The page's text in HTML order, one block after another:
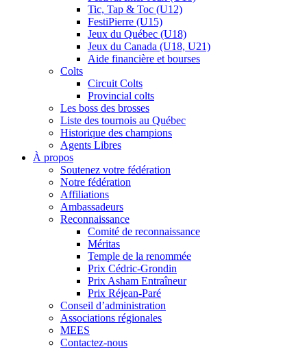
Tic, Tap & Toc (U12)
FestiPierre (U15)
Jeux du Québec (U18)
Jeux du Canada (U18, U21)
Aide financière et bourses
Colts
Circuit Colts
Provincial colts
Les boss des brosses
Liste des tournois au Québec
Historique des champions
Agents Libres
À propos
Soutenez votre fédération
Notre fédération
Affiliations
Ambassadeurs
Reconnaissance
Comité de reconnaissance
Méritas
Temple de la renommée
Prix Cédric-Grondin
Prix Asham Entraîneur
Prix Réjean-Paré
Conseil d’administration
Associations régionales
MEES
Contactez-nous